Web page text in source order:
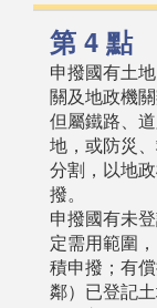
第 4 點
申撥國有土
關及地政機
但屬鐵路、
地，或防災
分割，以地
撥。
申撥國有未
定需用範圍
積申撥；有
鄰）已登記